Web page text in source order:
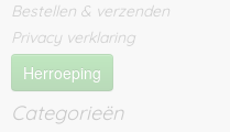
Bestellen & verzenden
Privacy verklaring
Herroeping
Categorieën